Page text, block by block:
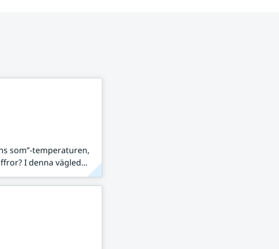
som”-temperaturen,
I denna vägled...